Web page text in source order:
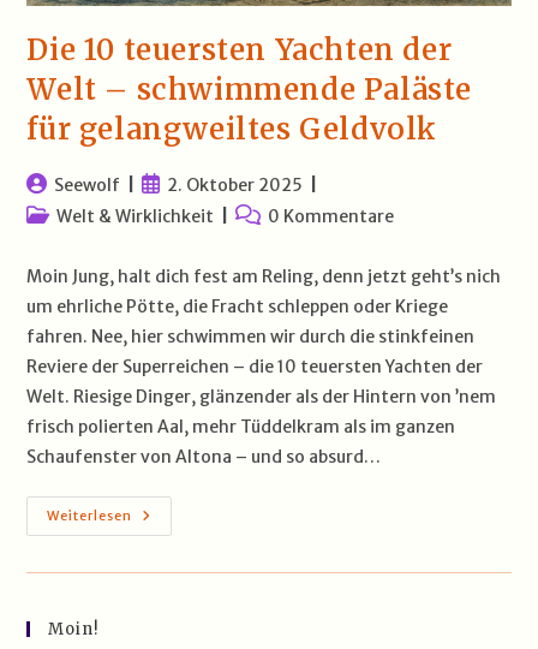
Die 10 teuersten Yachten der
Welt – schwimmende Paläste
für gelangweiltes Geldvolk
Beitrags-
Autor:
Seewolf
Beitrag
veröffentlicht:
2. Oktober 2025
Beitrags-
Welt & Wirklichkeit
Beitrags-
0 Kommentare
Moin Jung, halt dich fest am Reling, denn jetzt geht’s nich
um ehrliche Pötte, die Fracht schleppen oder Kriege
fahren. Nee, hier schwimmen wir durch die stinkfeinen
Reviere der Superreichen – die 10 teuersten Yachten der
Welt. Riesige Dinger, glänzender als der Hintern von ’nem
frisch polierten Aal, mehr Tüddelkram als im ganzen
Schaufenster von Altona – und so absurd…
Weiterlesen Die
10
Yachten
Moin!